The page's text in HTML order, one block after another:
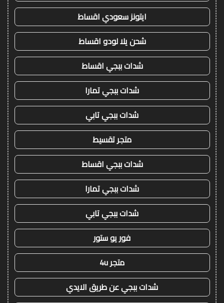
ايتونز سعودي اقساط
شحن يلا لودو اقساط
شدات ببجي اقساط
شدات ببجي تمارا
شدات ببجي تابي
متجر تقسيط
شدات ببجي اقساط
شدات ببجي تمارا
شدات ببجي تابي
فور يو ستور
متجر 4u
شدات ببجي عن طريق الايدي